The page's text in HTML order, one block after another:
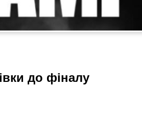
до фіналу